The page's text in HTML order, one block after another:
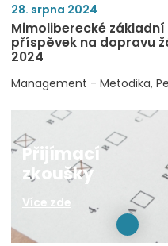
28. srpna 2024
Mimoliberecké
příspěvek na dopravu
2024
Management - Metodika
Přijímací
zkoušky
Více zde